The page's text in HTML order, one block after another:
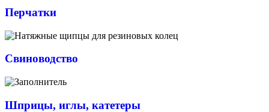
Перчатки
Свиноводство
Шприцы, иглы, катетеры